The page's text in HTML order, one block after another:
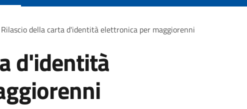
Rilascio della carta d'identità elettronica per maggiorenni
d'identità